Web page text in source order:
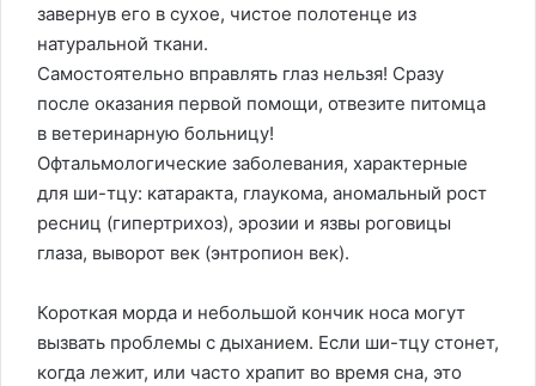
завернув его в сухое, чистое полотенце из
натуральной ткани.
Самостоятельно вправлять глаз нельзя! Сразу
после оказания первой помощи, отвезите питомца
в ветеринарную больницу!
Офтальмологические заболевания, характерные
для ши-тцу: катаракта, глаукома, аномальный рост
ресниц (гипертрихоз), эрозии и язвы роговицы
глаза, выворот век (энтропион век).
Короткая морда и небольшой кончик носа могут
вызвать проблемы с дыханием. Если ши-тцу стонет,
когда лежит, или часто храпит во время сна, это